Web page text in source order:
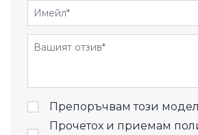
Имейл
Отзиви
Препоръчвам този модел
Прочетох и приемам